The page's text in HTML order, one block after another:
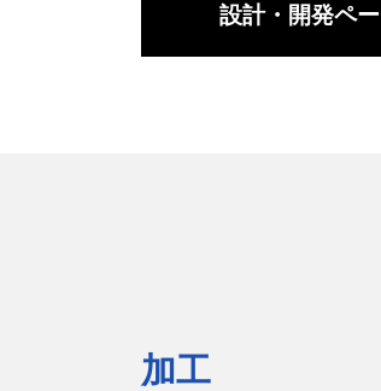
設計・開発ペ
加工